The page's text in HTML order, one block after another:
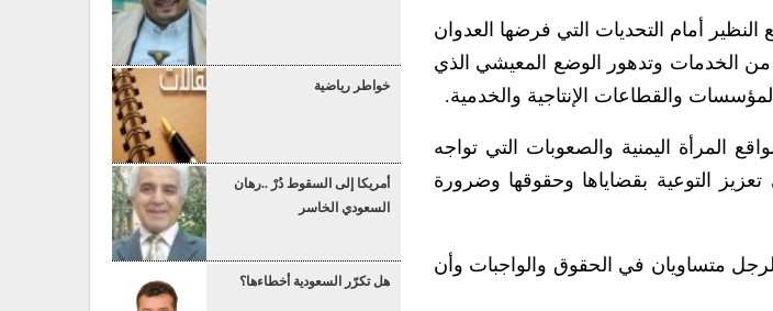
أمام التحديات التي فرضها العدوان
من الخدمات وتدهور الوضع المعيشي الذي
والقطاعات الإنتاجية والخدمية.
المرأة اليمنية والصعوبات التي تواجه
التوعية بقضاياها وحقوقها وضرورة
متساويان في الحقوق والواجبات وأن
خواطر رياضية
أمريكا إلى السقوط دُرْ ..رهان
السعودي الخاسر
هل تكرّر السعودية أخطاءها؟